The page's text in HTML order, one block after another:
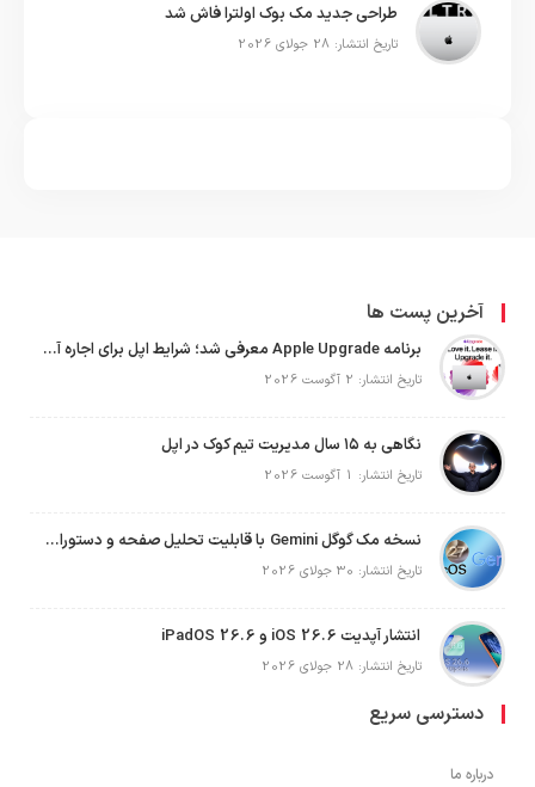
طراحی جدید مک بوک اولترا فاش شد
تاریخ انتشار: 28 جولای 2026
آخرین پست ها
برنامه Apple Upgrade معرفی شد؛ شرایط اپل برای اجاره آیفون، آیپد، مک و اپل واچ
تاریخ انتشار: 2 آگوست 2026
نگاهی به ۱۵ سال مدیریت تیم کوک در اپل
تاریخ انتشار: 1 آگوست 2026
نسخه مک گوگل Gemini با قابلیت تحلیل صفحه و دستورات صوتی در به‌روزرسانی جدید
تاریخ انتشار: 30 جولای 2026
انتشار آپدیت iOS 26.6 و iPadOS 26.6
تاریخ انتشار: 28 جولای 2026
دسترسی سریع
درباره ما